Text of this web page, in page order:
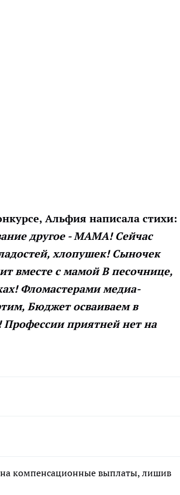
Альфия написала стихи:
другое - МАМА! Сейчас
хлопушек! Сыночек
вместе с мамой В песочнице,
Фломастерами медиа-
Бюджет осваиваем в
приятней нет на
на компенсационные выплаты, лишив